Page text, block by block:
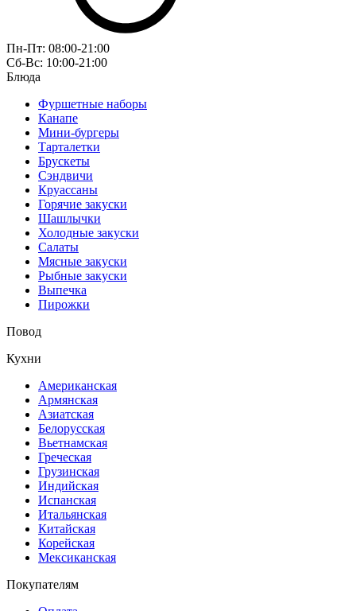
Пн-Пт: 08:00-21:00
Сб-Вс: 10:00-21:00
Блюда
Фуршетные наборы
Канапе
Мини-бургеры
Тарталетки
Брускеты
Сэндвичи
Круассаны
Горячие закуски
Шашлычки
Холодные закуски
Салаты
Мясные закуски
Рыбные закуски
Выпечка
Пирожки
Повод
Кухни
Американская
Армянская
Азиатская
Белорусская
Вьетнамская
Греческая
Грузинская
Индийская
Испанская
Итальянская
Китайская
Корейская
Мексиканская
Покупателям